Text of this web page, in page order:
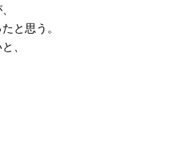
と思う。
、